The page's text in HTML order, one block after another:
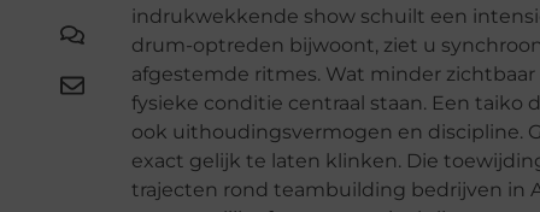
indrukwekkende show schuilt een
drum-optreden bijwoont, ziet u
afgestemde ritmes. Wat minder
fysieke conditie centraal staan. Een
ook uithoudingsvermogen en discipline.
exact gelijk te laten klinken. Die
trajecten rond teambuilding bedrijven in